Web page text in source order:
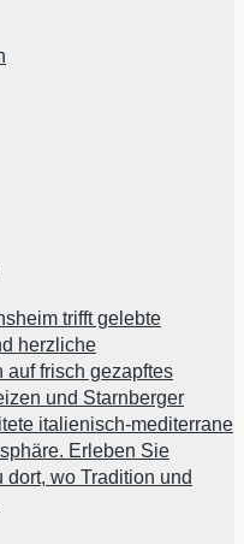
trifft gelebte
herzliche
auf frisch gezapftes
und Starnberger
italienisch-mediterrane
Erleben Sie
wo Tradition und